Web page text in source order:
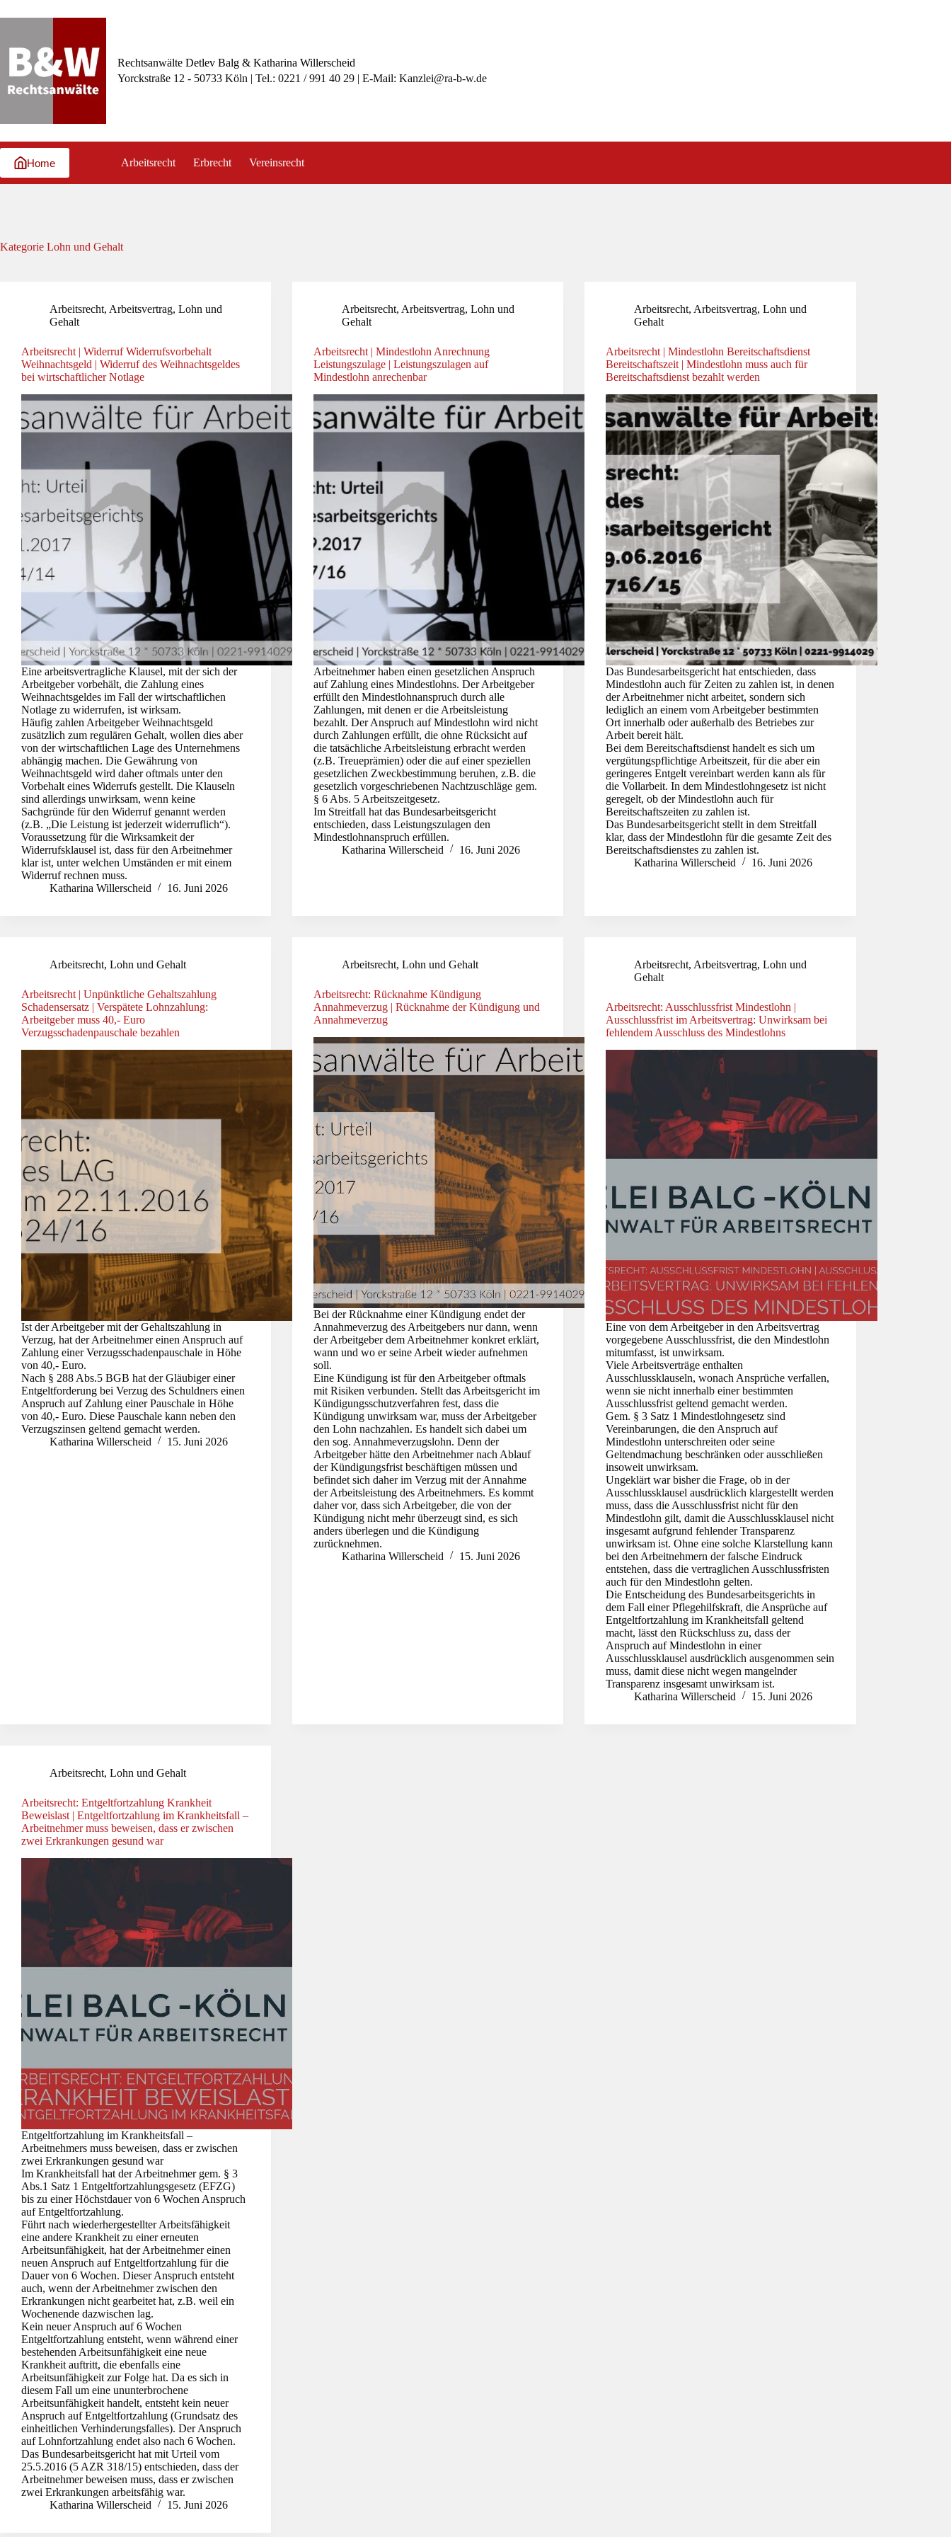
Inhalt
Rechtsanwälte Detlev Balg & Katharina Willerscheid
Yorckstraße 12 - 50733 Köln | Tel.: 0221 / 991 40 29 | E-Mail: Kanzlei@ra-b-w.de
Home Arbeitsrecht Erbrecht Vereinsrecht
Kategorie Lohn und Gehalt
Arbeitsrecht, Arbeitsvertrag, Lohn und
Gehalt
Arbeitsrecht | Widerruf Widerrufsvorbehalt
Weihnachtsgeld | Widerruf des Weihnachtsgeldes
bei wirtschaftlicher Notlage
Eine arbeitsvertragliche Klausel, mit der sich der
Arbeitgeber vorbehält, die Zahlung eines
Weihnachtsgeldes im Fall der wirtschaftlichen
Notlage zu widerrufen, ist wirksam.
Häufig zahlen Arbeitgeber Weihnachtsgeld
zusätzlich zum regulären Gehalt, wollen dies aber
von der wirtschaftlichen Lage des Unternehmens
abhängig machen. Die Gewährung von
Weihnachtsgeld wird daher oftmals unter den
Vorbehalt eines Widerrufs gestellt. Die Klauseln
sind allerdings unwirksam, wenn keine
Sachgründe für den Widerruf genannt werden
(z.B. „Die Leistung ist jederzeit widerruflich“).
Voraussetzung für die Wirksamkeit der
Widerrufsklausel ist, dass für den Arbeitnehmer
klar ist, unter welchen Umständen er mit einem
Widerruf rechnen muss.
Katharina Willerscheid
16. Juni 2026
Arbeitsrecht, Arbeitsvertrag,Lohn und
Gehalt
Arbeitsrecht | Mindestlohn Anrechnung
Leistungszulage | Leistungszulagen auf
Mindestlohn anrechenbar
Arbeitnehmer haben einen gesetzlichen Anspruch
auf Zahlung eines Mindestlohns. Der Arbeitgeber
erfüllt den Mindestlohnanspruch durch alle
Zahlungen, mit denen er die Arbeitsleistung
bezahlt. Der Anspruch auf Mindestlohn wird nicht
durch Zahlungen erfüllt, die ohne Rücksicht auf
die tatsächliche Arbeitsleistung erbracht werden
(z.B. Treueprämien) oder die auf einer speziellen
gesetzlichen Zweckbestimmung beruhen, z.B. die
gesetzlich vorgeschriebenen Nachtzuschläge gem.
§ 6 Abs. 5 Arbeitszeitgesetz.
Im Streitfall hat das Bundesarbeitsgericht
entschieden, dass Leistungszulagen den
Mindestlohnanspruch erfüllen.
Katharina Willerscheid
16. Juni 2026
Arbeitsrecht, Arbeitsvertrag,Lohn und
Gehalt
Arbeitsrecht | Mindestlohn Bereitschaftsdienst
Bereitschaftszeit | Mindestlohn muss auch für
Bereitschaftsdienst bezahlt werden
Das Bundesarbeitsgericht hat entschieden, dass
Mindestlohn auch für Zeiten zu zahlen ist, in denen
der Arbeitnehmer nicht arbeitet, sondern sich
lediglich an einem vom Arbeitgeber bestimmten
Ort innerhalb oder außerhalb des Betriebes zur
Arbeit bereit hält.
Bei dem Bereitschaftsdienst handelt es sich um
vergütungspflichtige Arbeitszeit, für die aber ein
geringeres Entgelt vereinbart werden kann als für
die Vollarbeit. In dem Mindestlohngesetz ist nicht
geregelt, ob der Mindestlohn auch für
Bereitschaftszeiten zu zahlen ist.
Das Bundesarbeitsgericht stellt in dem Streitfall
klar, dass der Mindestlohn für die gesamte Zeit des
Bereitschaftsdienstes zu zahlen ist.
Katharina Willerscheid
16. Juni 2026
Arbeitsrecht, Lohn und Gehalt
Arbeitsrecht | Unpünktliche Gehaltszahlung
Schadensersatz | Verspätete Lohnzahlung:
Arbeitgeber muss 40,- Euro
Verzugsschadenpauschale bezahlen
Ist der Arbeitgeber mit der Gehaltszahlung in
Verzug, hat der Arbeitnehmer einen Anspruch auf
Zahlung einer Verzugsschadenpauschale in Höhe
von 40,- Euro.
Nach § 288 Abs.5 BGB hat der Gläubiger einer
Entgeltforderung bei Verzug des Schuldners einen
Anspruch auf Zahlung einer Pauschale in Höhe
von 40,- Euro. Diese Pauschale kann neben den
Verzugszinsen geltend gemacht werden.
Katharina Willerscheid
15. Juni 2026
Arbeitsrecht,Lohn und Gehalt
Arbeitsrecht: Rücknahme Kündigung
Annahmeverzug | Rücknahme der Kündigung und
Annahmeverzug
Bei der Rücknahme einer Kündigung endet der
Annahmeverzug des Arbeitgebers nur dann, wenn
der Arbeitgeber dem Arbeitnehmer konkret erklärt,
wann und wo er seine Arbeit wieder aufnehmen
soll.
Eine Kündigung ist für den Arbeitgeber oftmals
mit Risiken verbunden. Stellt das Arbeitsgericht im
Kündigungsschutzverfahren fest, dass die
Kündigung unwirksam war, muss der Arbeitgeber
den Lohn nachzahlen. Es handelt sich dabei um
den sog. Annahmeverzugslohn. Denn der
Arbeitgeber hätte den Arbeitnehmer nach Ablauf
der Kündigungsfrist beschäftigen müssen und
befindet sich daher im Verzug mit der Annahme
der Arbeitsleistung des Arbeitnehmers. Es kommt
daher vor, dass sich Arbeitgeber, die von der
Kündigung nicht mehr überzeugt sind, es sich
anders überlegen und die Kündigung
zurücknehmen.
Katharina Willerscheid
15. Juni 2026
Arbeitsrecht, Arbeitsvertrag,Lohn und
Gehalt
Arbeitsrecht: Ausschlussfrist Mindestlohn |
Ausschlussfrist im Arbeitsvertrag: Unwirksam bei
fehlendem Ausschluss des Mindestlohns
Eine von dem Arbeitgeber in den Arbeitsvertrag
vorgegebene Ausschlussfrist, die den Mindestlohn
mitumfasst, ist unwirksam.
Viele Arbeitsverträge enthalten
Ausschlussklauseln, wonach Ansprüche verfallen,
wenn sie nicht innerhalb einer bestimmten
Ausschlussfrist geltend gemacht werden.
Gem. § 3 Satz 1 Mindestlohngesetz sind
Vereinbarungen, die den Anspruch auf
Mindestlohn unterschreiten oder seine
Geltendmachung beschränken oder ausschließen
insoweit unwirksam.
Ungeklärt war bisher die Frage, ob in der
Ausschlussklausel ausdrücklich klargestellt werden
muss, dass die Ausschlussfrist nicht für den
Mindestlohn gilt, damit die Ausschlussklausel nicht
insgesamt aufgrund fehlender Transparenz
unwirksam ist. Ohne eine solche Klarstellung kann
bei den Arbeitnehmern der falsche Eindruck
entstehen, dass die vertraglichen Ausschlussfristen
auch für den Mindestlohn gelten.
Die Entscheidung des Bundesarbeitsgerichts in
dem Fall einer Pflegehilfskraft, die Ansprüche auf
Entgeltfortzahlung im Krankheitsfall geltend
macht, lässt den Rückschluss zu, dass der
Anspruch auf Mindestlohn in einer
Ausschlussklausel ausdrücklich ausgenommen sein
muss, damit diese nicht wegen mangelnder
Transparenz insgesamt unwirksam ist.
Katharina Willerscheid
15. Juni 2026
Arbeitsrecht, Lohn und Gehalt
Arbeitsrecht: Entgeltfortzahlung Krankheit
Beweislast | Entgeltfortzahlung im Krankheitsfall –
Arbeitnehmer muss beweisen, dass er zwischen
zwei Erkrankungen gesund war
Entgeltfortzahlung im Krankheitsfall –
Arbeitnehmers muss beweisen, dass er zwischen
zwei Erkrankungen gesund war
Im Krankheitsfall hat der Arbeitnehmer gem. § 3
Abs.1 Satz 1 Entgeltfortzahlungsgesetz (EFZG)
bis zu einer Höchstdauer von 6 Wochen Anspruch
auf Entgeltfortzahlung.
Führt nach wiederhergestellter Arbeitsfähigkeit
eine andere Krankheit zu einer erneuten
Arbeitsunfähigkeit, hat der Arbeitnehmer einen
neuen Anspruch auf Entgeltfortzahlung für die
Dauer von 6 Wochen. Dieser Anspruch entsteht
auch, wenn der Arbeitnehmer zwischen den
Erkrankungen nicht gearbeitet hat, z.B. weil ein
Wochenende dazwischen lag.
Kein neuer Anspruch auf 6 Wochen
Entgeltfortzahlung entsteht, wenn während einer
bestehenden Arbeitsunfähigkeit eine neue
Krankheit auftritt, die ebenfalls eine
Arbeitsunfähigkeit zur Folge hat. Da es sich in
diesem Fall um eine ununterbrochene
Arbeitsunfähigkeit handelt, entsteht kein neuer
Anspruch auf Entgeltfortzahlung (Grundsatz des
einheitlichen Verhinderungsfalles). Der Anspruch
auf Lohnfortzahlung endet also nach 6 Wochen.
Das Bundesarbeitsgericht hat mit Urteil vom
25.5.2016 (5 AZR 318/15) entschieden, dass der
Arbeitnehmer beweisen muss, dass er zwischen
zwei Erkrankungen arbeitsfähig war.
Katharina Willerscheid
15. Juni 2026